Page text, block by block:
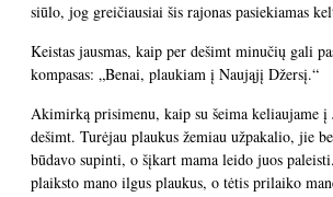
siūlo, jog greičiausiai šis rajonas pasiekiamas
Keistas jausmas, kaip per dešimt minučių gali
kompasas: „Benai, plaukiam į Naująjį Džersį.“
Akimirką prisimenu, kaip su šeima keliaujame į
dešimt. Turėjau plaukus žemiau užpakalio, jie
būdavo supinti, o šįkart mama leido juos
plaiksto mano ilgus plaukus, o tėtis prilaiko